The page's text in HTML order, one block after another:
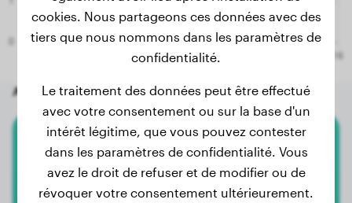
Autres chiens aléatoires
American Bully
Joyce
cookies. Nous partageons ces données avec des
tiers que nous nommons dans les paramètres de
confidentialité.
Le traitement des données peut être effectué
avec votre consentement ou sur la base d'un
intérêt légitime, que vous pouvez contester
dans les paramètres de confidentialité. Vous
avez le droit de refuser et de modifier ou de
révoquer votre consentement ultérieurement.